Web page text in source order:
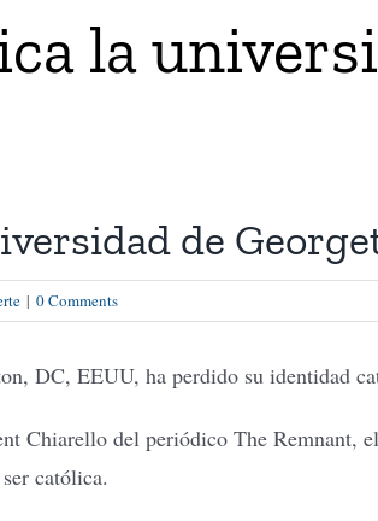
la
de
| 0 Comments
DC, EEUU, ha perdido su identidad
Chiarello del periódico The Remnant,
católica.